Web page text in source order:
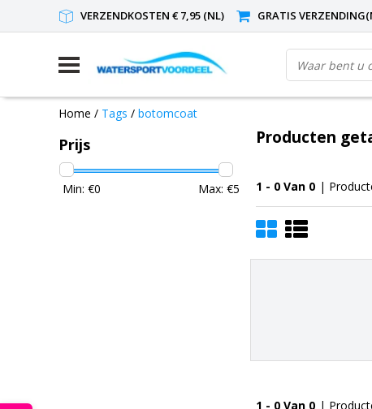
VERZENDKOSTEN € 7,95 (NL) GRATIS
Home / Tags / botomcoat
Prijs
Min: €0 Max: €5
Producten
1 - 0 Van 0 |
1 - 0 Van 0 |